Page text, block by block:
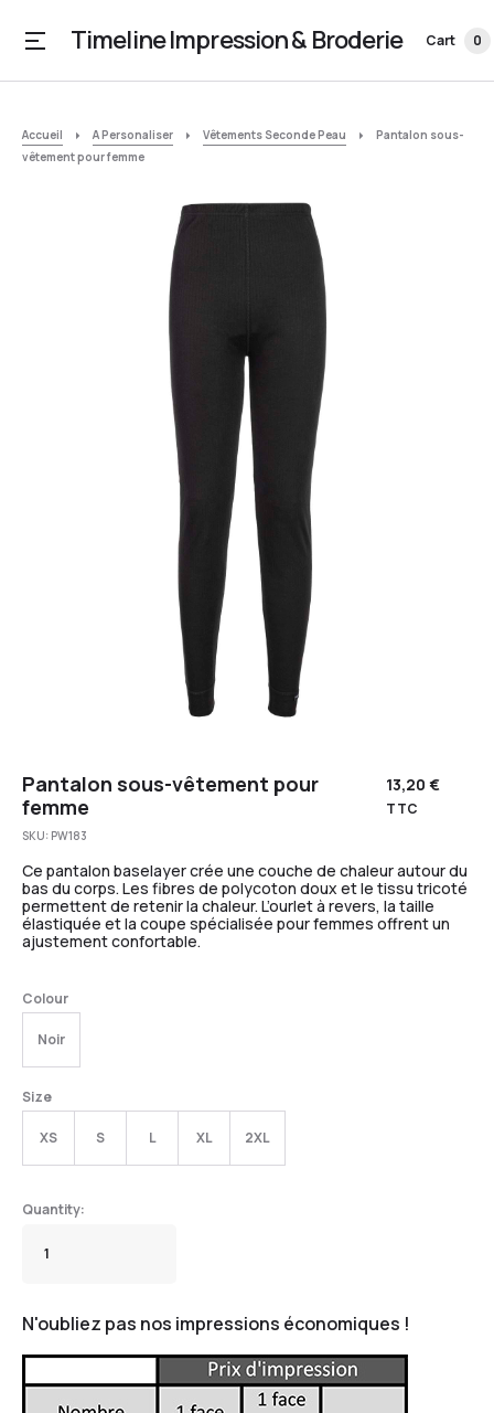
Timeline Impression & Broderie Cart 0
Accueil A Personaliser Vêtements Seconde Peau
Pantalon sous-
vêtement pour femme
Pantalon sous-vêtement pour
femme
13,20 €
TTC
SKU: PW183
Ce pantalon baselayer crée une couche de chaleur autour du
bas du corps. Les fibres de polycoton doux et le tissu tricoté
permettent de retenir la chaleur. L’ourlet à revers, la taille
élastiquée et la coupe spécialisée pour femmes offrent un
ajustement confortable.
Colour
Noir
Size
XS S L XL 2XL
N'oubliez pas nos impressions économiques !